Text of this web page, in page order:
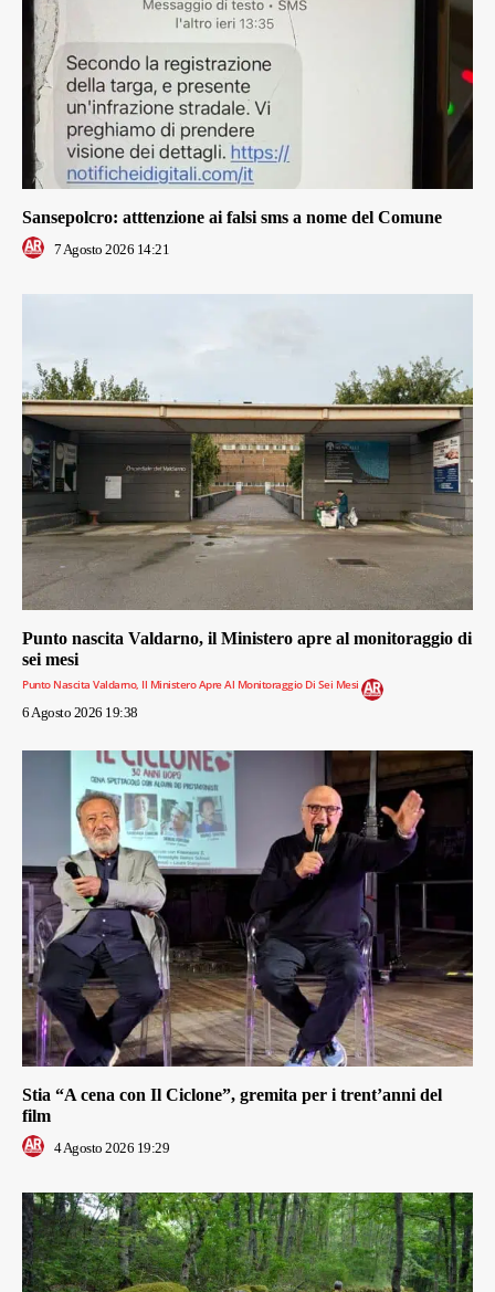
Sansepolcro: atttenzione ai falsi sms a nome del Comune
7 Agosto 2026 14:21
Punto nascita Valdarno, il Ministero apre al monitoraggio di
sei mesi
Punto Nascita Valdarno, Il Ministero Apre Al Monitoraggio Di Sei Mesi
6 Agosto 2026 19:38
Stia “A cena con Il Ciclone”, gremita per i trent’anni del
film
4 Agosto 2026 19:29